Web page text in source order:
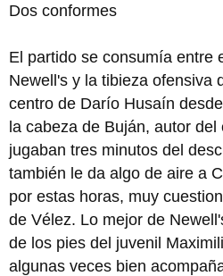
Dos conformes
El partido se consumía entre
Newell's y la tibieza ofensiva
centro de Darío Husaín
la cabeza de Buján, autor
jugaban tres minutos del
también le da algo de aire a
por estas horas, muy
de Vélez. Lo mejor de
de los pies del juvenil
algunas veces bien